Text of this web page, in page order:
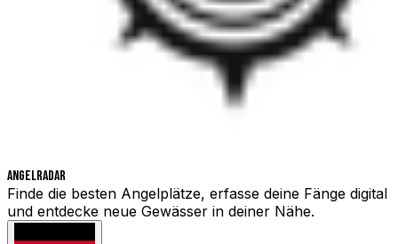
Angelradar
Finde die besten Angelplätze, erfasse deine Fänge digital
und entdecke neue Gewässer in deiner Nähe.